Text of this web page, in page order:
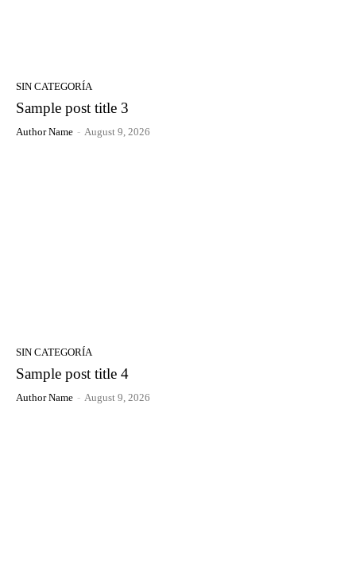
SIN CATEGORÍA
Sample post title 3
Author Name - August 9, 2026
SIN CATEGORÍA
Sample post title 4
Author Name - August 9, 2026